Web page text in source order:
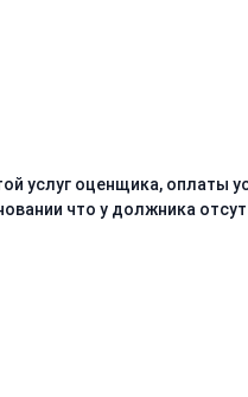
услуг оценщика, оплаты
что у должника